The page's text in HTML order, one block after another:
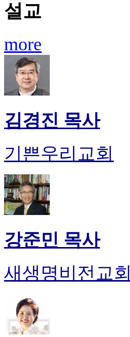
설교
more
김경진 목사
기쁜우리교회
강준민 목사
새생명비전교회